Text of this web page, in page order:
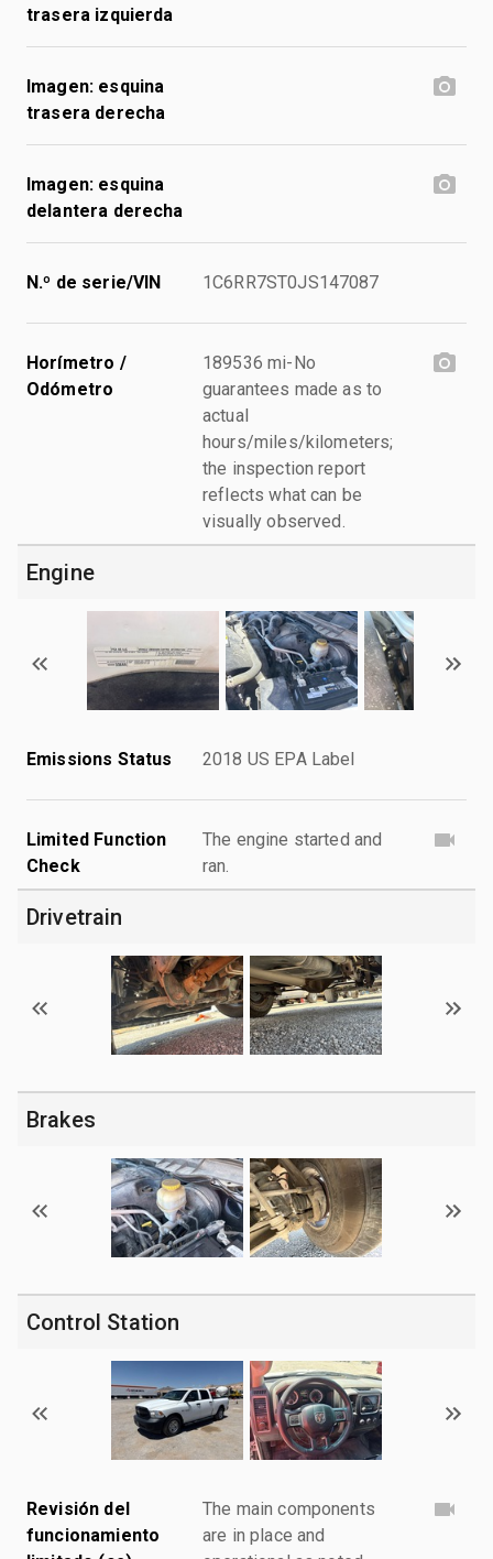
trasera izquierda
Imagen: esquina
trasera derecha
Imagen: esquina
delantera derecha
N.º de serie/VIN 1C6RR7ST0JS147087
Horímetro /
Odómetro
189536 mi-No
guarantees made as to
actual
hours/miles/kilometers;
the inspection report
reflects what can be
visually observed.
Engine
Emissions Status 2018 US EPA Label
Limited Function
Check
The engine started and
ran.
Drivetrain
Brakes
Control Station
Revisión del
funcionamiento
The main components
are in place and